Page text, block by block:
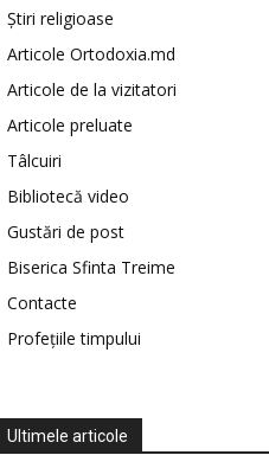
Știri religioase
Articole Ortodoxia.md
Articole de la vizitatori
Articole preluate
Tâlcuiri
Bibliotecă video
Gustări de post
Biserica Sfinta Treime
Contacte
Profețiile timpului
Ultimele articole